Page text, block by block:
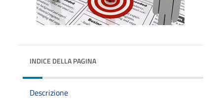
INDICE DELLA PAGINA
Descrizione